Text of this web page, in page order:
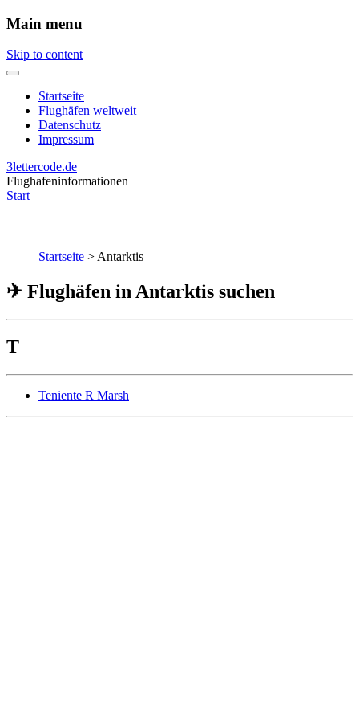
Main menu
Skip to content
Startseite
Flughäfen weltweit
Datenschutz
Impressum
3lettercode.de
Flughafeninformationen
Start
Startseite >Antarktis
✈ Flughäfen in Antarktis suchen
T
Teniente R Marsh